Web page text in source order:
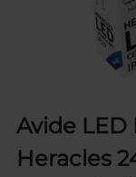
Avide
Heracles